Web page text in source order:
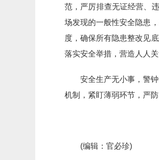
范，严厉排查无证经营、
场发现的一般性安全隐患
度，确保所有隐患整改见
落实安全举措，营造人人
安全生产无小事，警
机制，紧盯薄弱环节，严
(编辑：官必珍)